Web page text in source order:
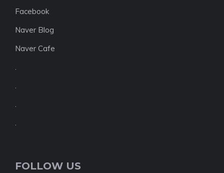
Facebook
Naver Blog
Naver Cafe
.
.
.
.
FOLLOW US